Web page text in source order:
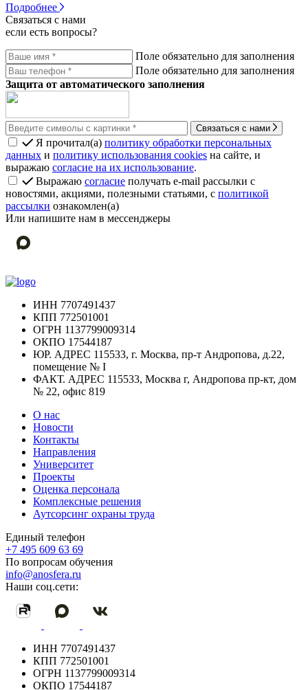
Подробнее
Связаться с нами
если есть вопросы?
Поле обязательно для заполнения
Поле обязательно для заполнения
Защита от автоматического заполнения
Связаться с нами
Я прочитал(а) политику обработки персональных
данных и политику использования cookies на сайте, и
выражаю согласие на их использование.
Выражаю согласие получать e-mail рассылки с
новостями, акциями, полезными статьями, с политикой
рассылки ознакомлен(а)
Или напишите нам в мессенджеры
ИНН 7707491437
КПП 772501001
ОГРН 1137799009314
ОКПО 17544187
ЮР. АДРЕС 115533, г. Москва, пр-т Андропова, д.22,
помещение № I
ФАКТ. АДРЕС 115533, Москва г, Андропова пр-кт, дом
№ 22, офис 819
О нас
Новости
Контакты
Направления
Университет
Проекты
Оценка персонала
Комплексные решения
Аутсорсинг охраны труда
Единый телефон
+7 495 609 63 69
По вопросам обучения
info@anosfera.ru
Наши соц.сети:
ИНН 7707491437
КПП 772501001
ОГРН 1137799009314
ОКПО 17544187